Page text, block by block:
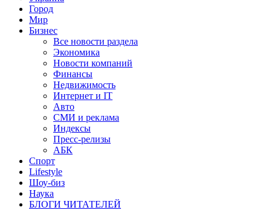
Город
Мир
Бизнес
Все новости раздела
Экономика
Новости компаний
Финансы
Недвижимость
Интернет и IT
Авто
СМИ и реклама
Индексы
Пресс-релизы
АБК
Спорт
Lifestyle
Шоу-биз
Наука
БЛОГИ ЧИТАТЕЛЕЙ